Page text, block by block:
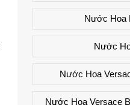
Nước Hoa
Nước
Nước Hoa
Nước Hoa Versace